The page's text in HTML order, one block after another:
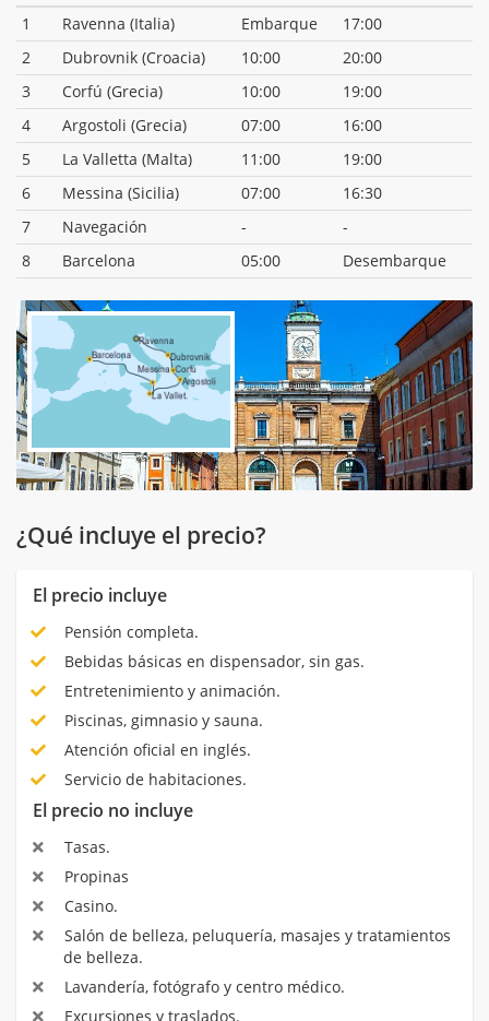
1
Ravenna (Italia) Embarque
17:00
2
Dubrovnik (Croacia) 10:00
20:00
3
Corfú (Grecia) 10:00
19:00
4
Argostoli (Grecia) 07:00
16:00
5
La Valletta (Malta) 11:00
19:00
6
Messina (Sicilia) 07:00
16:30
7
Navegación -
-
8
Barcelona 05:00 Desembarque
¿Qué incluye el precio?
El precio incluye
Pensión completa.
Bebidas básicas en dispensador, sin gas.
Entretenimiento y animación.
Piscinas, gimnasio y sauna.
Atención oficial en inglés.
Servicio de habitaciones.
El precio no incluye
Tasas.
Propinas
Casino.
Salón de belleza, peluquería, masajes y tratamientos
de belleza.
Lavandería, fotógrafo y centro médico.
Excursiones y traslados.